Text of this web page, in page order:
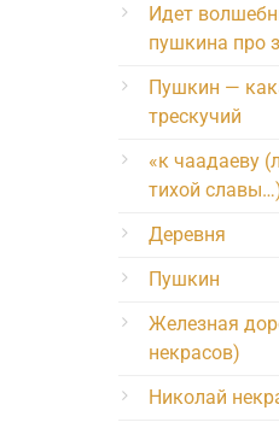
Идет
пушкина про
Пушкин —
трескучий
«к чаадаеву
тихой
Деревня
Пушкин
Железная
некрасов)
Николай